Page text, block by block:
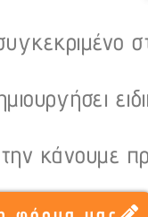
κάνουμε